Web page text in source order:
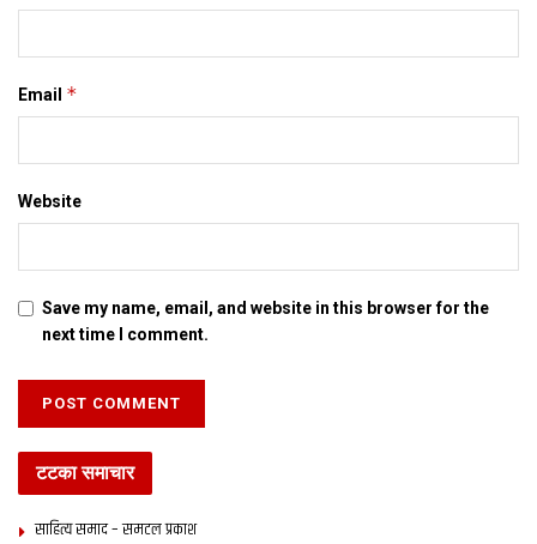
Email *
Website
Save my name, email, and website in this browser for the
next time I comment.
टटका समाचार
साहित्य समाद – समटल प्रकाश